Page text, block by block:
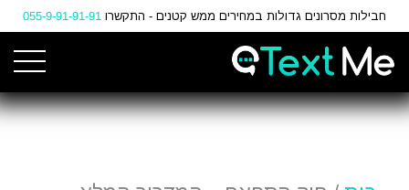
Skip
to
Content
חבילות מסרונים גדולות במחירים ממש קטנים - התקשרו 055-9-91-91-91